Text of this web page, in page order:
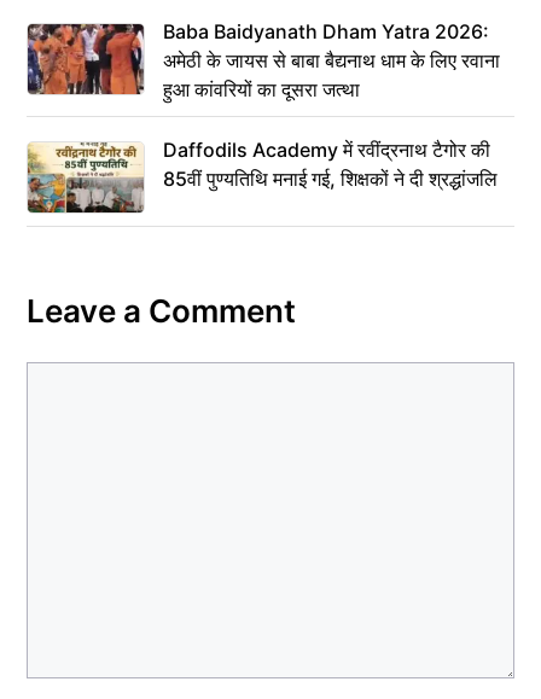
Baba Baidyanath Dham Yatra 2026:
अमेठी के जायस से बाबा बैद्यनाथ धाम के लिए रवाना
हुआ कांवरियों का दूसरा जत्था
Daffodils Academy में रवींद्रनाथ टैगोर की
85वीं पुण्यतिथि मनाई गई, शिक्षकों ने दी श्रद्धांजलि
Leave a Comment